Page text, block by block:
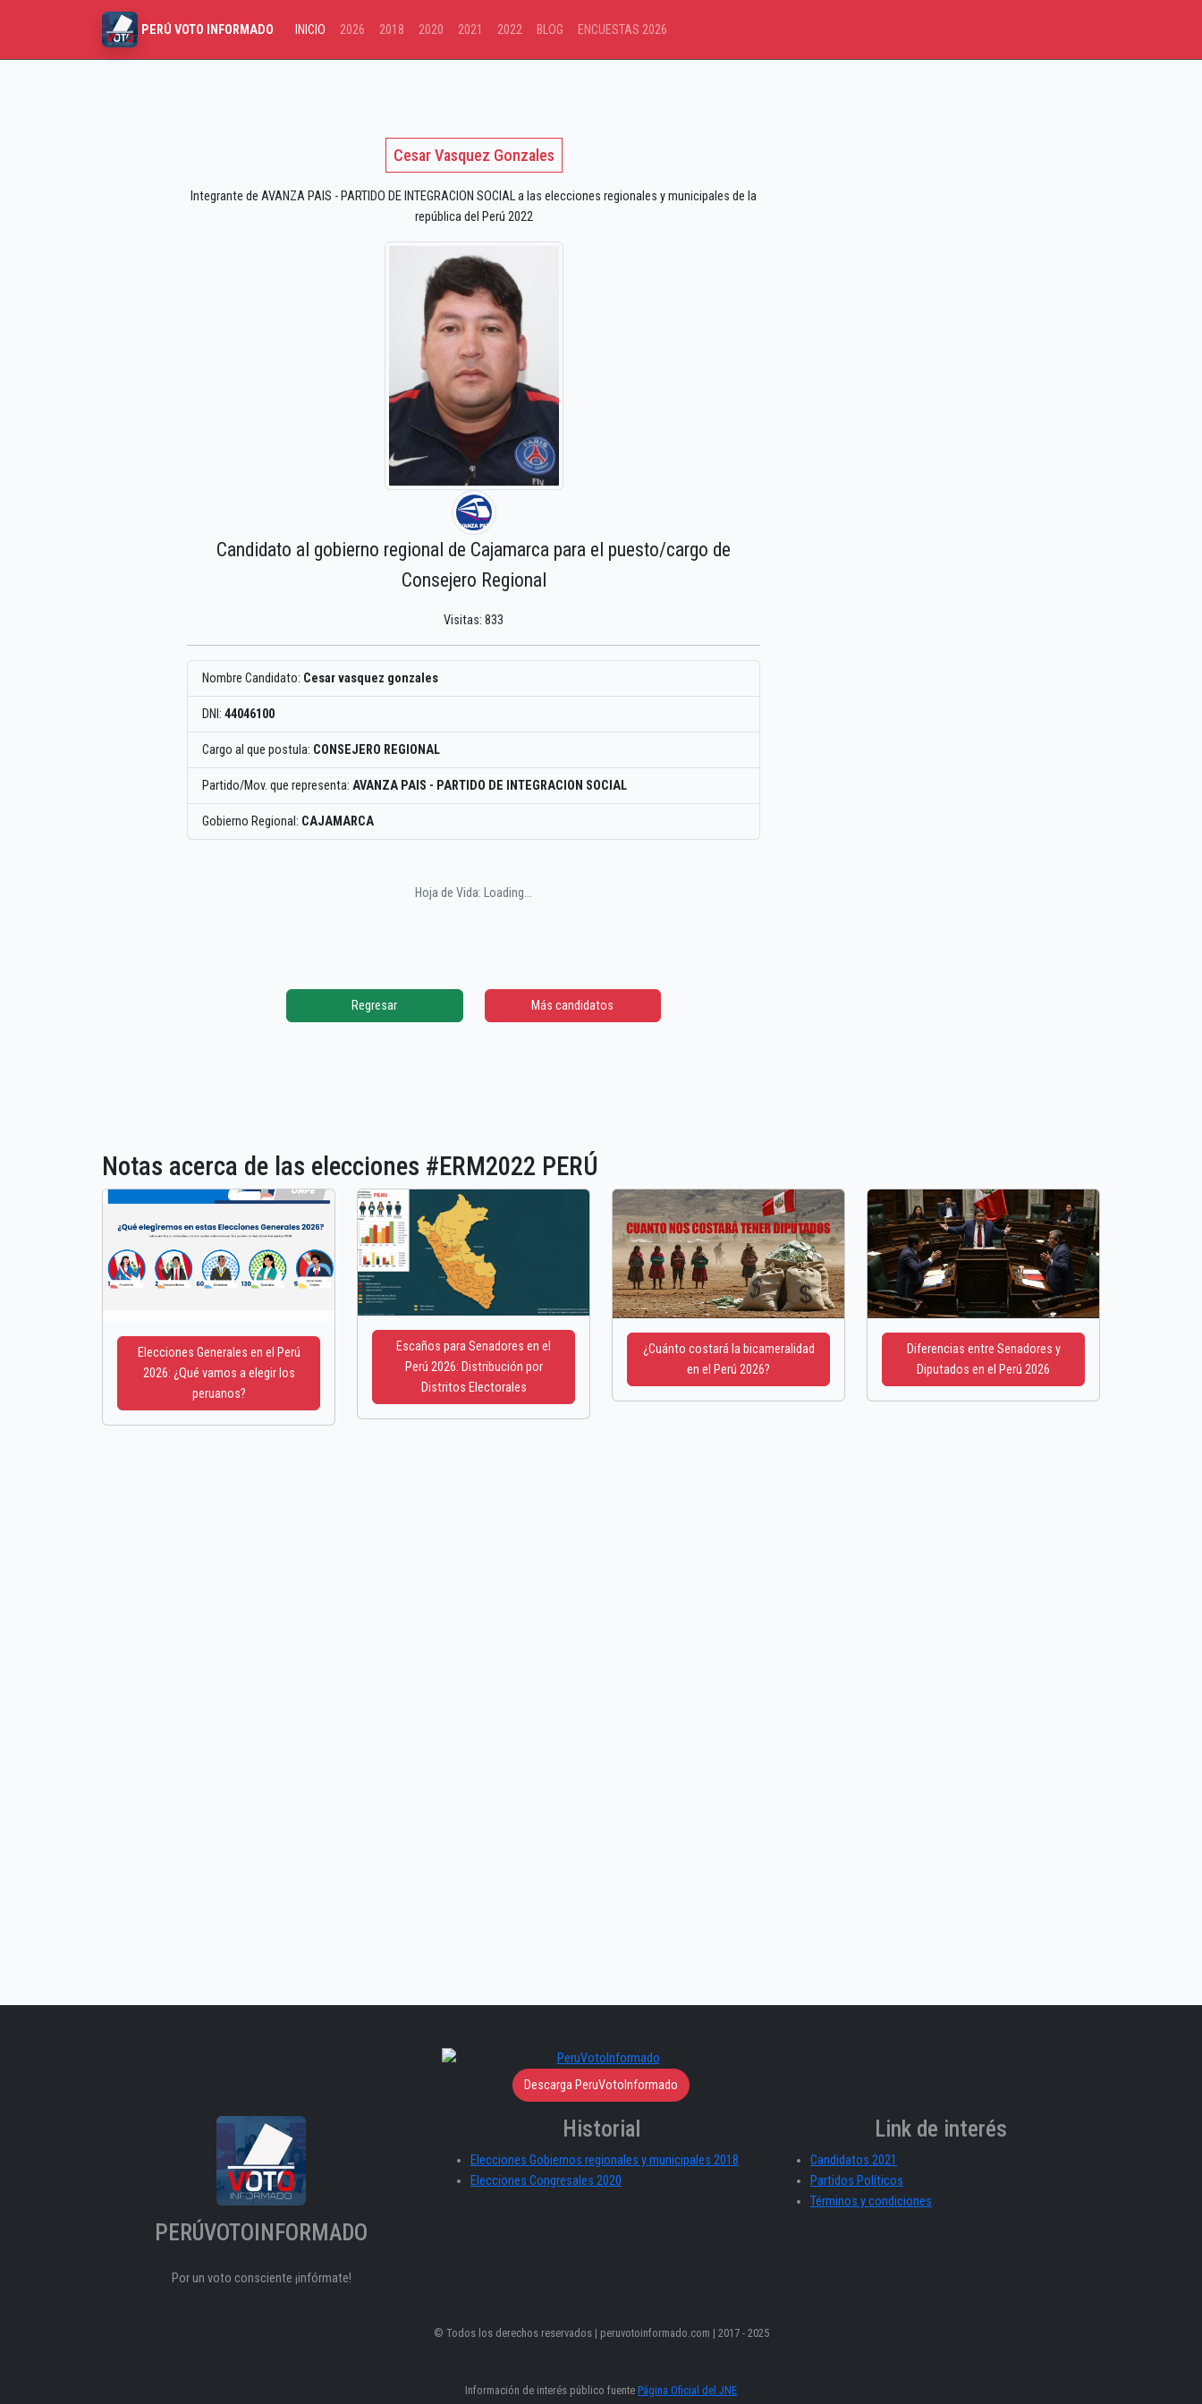
PERÚ VOTO INFORMADO INICIO 2026 2018 2020 2021 2022 BLOG ENCUESTAS 2026
Cesar Vasquez Gonzales
Integrante de AVANZA PAIS - PARTIDO DE INTEGRACION SOCIAL a las elecciones regionales y municipales de la
república del Perú 2022
Candidato al gobierno regional de Cajamarca para el puesto/cargo de
Consejero Regional
Visitas: 833
Nombre Candidato: Cesar vasquez gonzales
DNI: 44046100
Cargo al que postula: CONSEJERO REGIONAL
Partido/Mov. que representa: AVANZA PAIS - PARTIDO DE INTEGRACION SOCIAL
Gobierno Regional: CAJAMARCA
Hoja de Vida: Loading...
Regresar Más candidatos
Notas acerca de las elecciones #ERM2022 PERÚ
Elecciones Generales en el Perú
2026: ¿Qué vamos a elegir los
peruanos?
Escaños para Senadores en el
Perú 2026: Distribución por
Distritos Electorales
¿Cuánto costará la bicameralidad
en el Perú 2026?
Diferencias entre Senadores y
Diputados en el Perú 2026
Descarga PeruVotoInformado
PERÚVOTOINFORMADO
Por un voto consciente ¡infórmate!
Historial
Elecciones Gobiernos regionales y municipales 2018
Elecciones Congresales 2020
Link de interés
Candidatos 2021
Partidos Políticos
Términos y condiciones
© Todos los derechos reservados | peruvotoinformado.com | 2017 - 2025
Información de interés público fuente Página Oficial del JNE